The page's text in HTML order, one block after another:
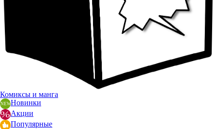
Комиксы и манга
Новинки
Акции
Популярные